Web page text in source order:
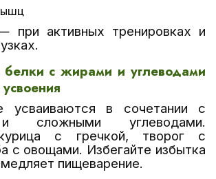
при активных тренировках и
белки с жирами и углеводами
усваиваются в сочетании с
сложными углеводами.
с гречкой, творог с
с овощами. Избегайте избытка
пищеварение.